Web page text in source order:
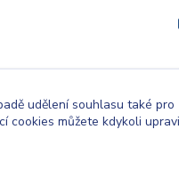
udělení souhlasu také pro
cookies můžete kdykoli